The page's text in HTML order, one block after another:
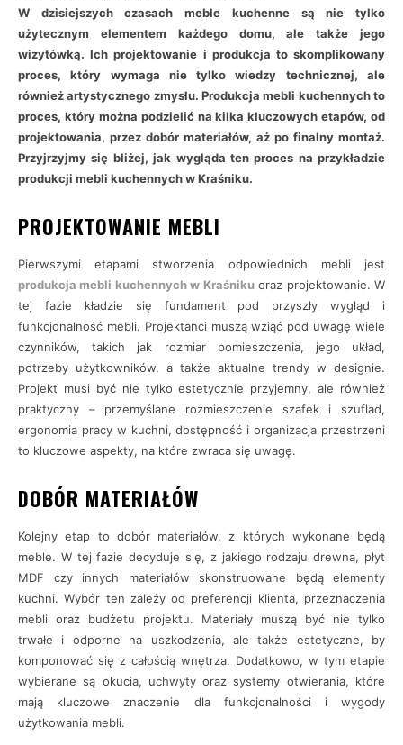
W dzisiejszych czasach meble kuchenne są nie tylko
użytecznym elementem każdego domu, ale także jego
wizytówką. Ich projektowanie i produkcja to skomplikowany
proces, który wymaga nie tylko wiedzy technicznej, ale
również artystycznego zmysłu. Produkcja mebli kuchennych to
proces, który można podzielić na kilka kluczowych etapów, od
projektowania, przez dobór materiałów, aż po finalny montaż.
Przyjrzyjmy się bliżej, jak wygląda ten proces na przykładzie
produkcji mebli kuchennych w Kraśniku.
PROJEKTOWANIE MEBLI
Pierwszymi etapami stworzenia odpowiednich mebli jest
produkcja mebli kuchennych w Kraśnikuoraz projektowanie. W
tej fazie kładzie się fundament pod przyszły wygląd i
funkcjonalność mebli. Projektanci muszą wziąć pod uwagę wiele
czynników, takich jak rozmiar pomieszczenia, jego układ,
potrzeby użytkowników, a także aktualne trendy w designie.
Projekt musi być nie tylko estetycznie przyjemny, ale również
praktyczny – przemyślane rozmieszczenie szafek i szuflad,
ergonomia pracy w kuchni, dostępność i organizacja przestrzeni
to kluczowe aspekty, na które zwraca się uwagę.
DOBÓR MATERIAŁÓW
Kolejny etap to dobór materiałów, z których wykonane będą
meble. W tej fazie decyduje się, z jakiego rodzaju drewna, płyt
MDF czy innych materiałów skonstruowane będą elementy
kuchni. Wybór ten zależy od preferencji klienta, przeznaczenia
mebli oraz budżetu projektu. Materiały muszą być nie tylko
trwałe i odporne na uszkodzenia, ale także estetyczne, by
komponować się z całością wnętrza. Dodatkowo, w tym etapie
wybierane są okucia, uchwyty oraz systemy otwierania, które
mają kluczowe znaczenie dla funkcjonalności i wygody
użytkowania mebli.